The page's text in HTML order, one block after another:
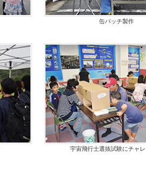
缶バッチ製作
宇宙飛行士選抜試験にチャ